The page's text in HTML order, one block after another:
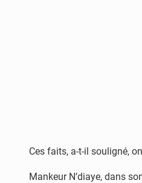
Ces faits, a-t-il souligné,
Mankeur N’diaye, dans